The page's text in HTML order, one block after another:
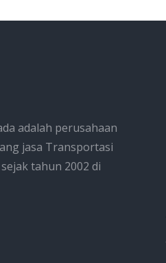
adalah perusahaan
jasa Transportasi
tahun 2002 di